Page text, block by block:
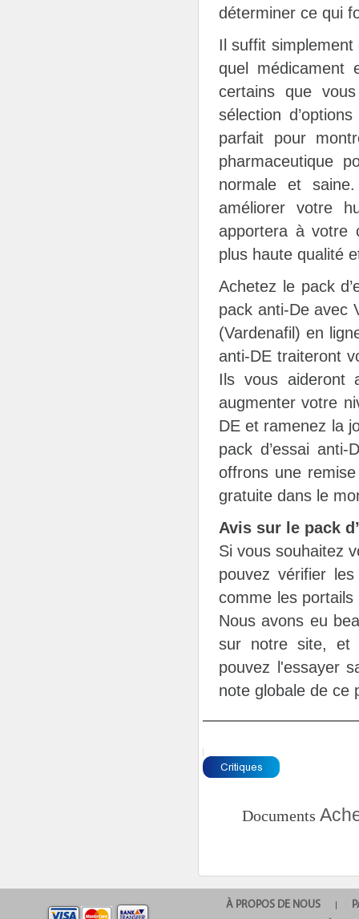
déterminer ce qui
Il suffit
quel médicament
certains que
sélection
parfait pour
pharmaceutique
normale et
améliorer votre
apportera à votre
plus haute qualité
Achetez le pack
pack anti-De avec
(Vardenafil) en
anti-DE traiteront
Ils vous aideront
augmenter votre
DE et ramenez la
pack d’essai
offrons une
gratuite dans le
Avis sur le pack
Si vous souhaitez
pouvez vérifier
comme les
Nous avons eu
sur notre site, et
pouvez l'essayer
note globale de ce
Documents
À PROPOS DE NOUS |